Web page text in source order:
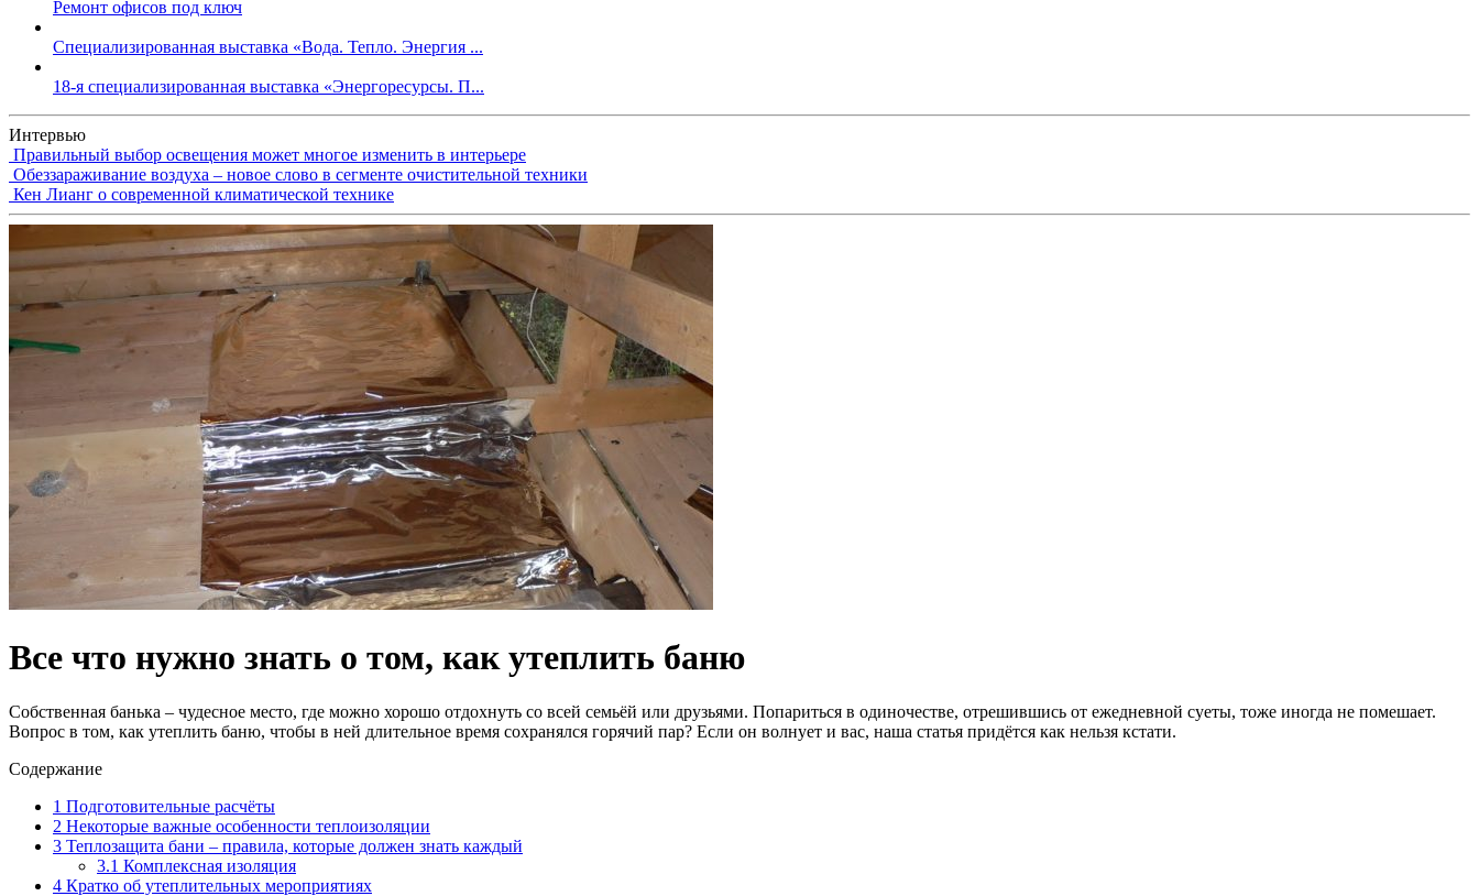
Ремонт офисов под ключ
Специализированная выставка «Вода. Тепло. Энергия ...
18-я специализированная выставка «Энергоресурсы. П...
Интервью
Правильный выбор освещения может многое изменить в интерьере
Обеззараживание воздуха – новое слово в сегменте очистительной техники
Кен Лианг о современной климатической технике
Все что нужно знать о том, как утеплить баню
Собственная банька – чудесное место, где можно хорошо отдохнуть со всей семьёй или друзьями. Попариться в одиночестве, отрешившись от ежедневной суеты, тоже иногда не помешает.
Вопрос в том, как утеплить баню, чтобы в ней длительное время сохранялся горячий пар? Если он волнует и вас, наша статья придётся как нельзя кстати.
Содержание
1 Подготовительные расчёты
2 Некоторые важные особенности теплоизоляции
3 Теплозащита бани – правила, которые должен знать каждый
3.1 Комплексная изоляция
4 Кратко об утеплительных мероприятиях